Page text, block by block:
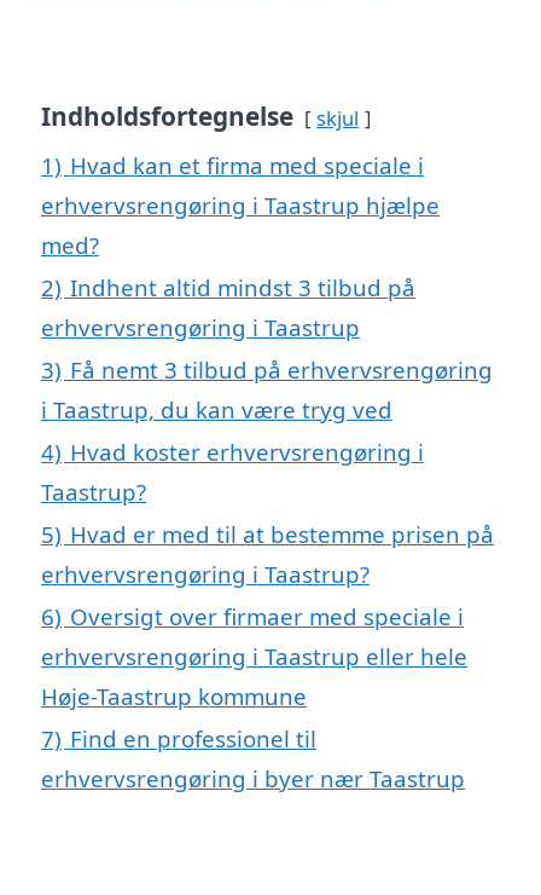
Indholdsfortegnelse skjul
1) Hvad kan et firma med speciale i
erhvervsrengøring i Taastrup hjælpe
med?
2) Indhent altid mindst 3 tilbud på
erhvervsrengøring i Taastrup
3) Få nemt 3 tilbud på erhvervsrengøring
i Taastrup, du kan være tryg ved
4) Hvad koster erhvervsrengøring i
Taastrup?
5) Hvad er med til at bestemme prisen på
erhvervsrengøring i Taastrup?
6) Oversigt over firmaer med speciale i
erhvervsrengøring i Taastrup eller hele
Høje-Taastrup kommune
7) Find en professionel til
erhvervsrengøring i byer nær Taastrup